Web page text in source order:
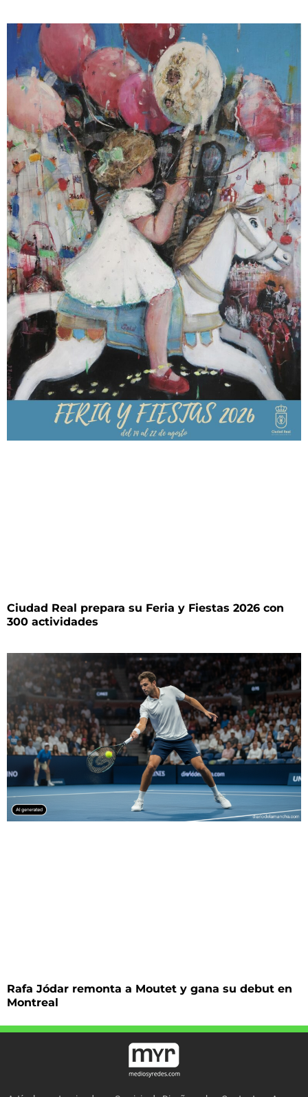
Ciudad Real prepara su Feria y Fiestas 2026 con
300 actividades
Rafa Jódar remonta a Moutet y gana su debut en
Montreal